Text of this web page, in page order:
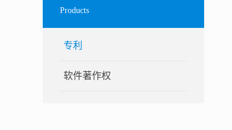
Products
专利
软件著作权